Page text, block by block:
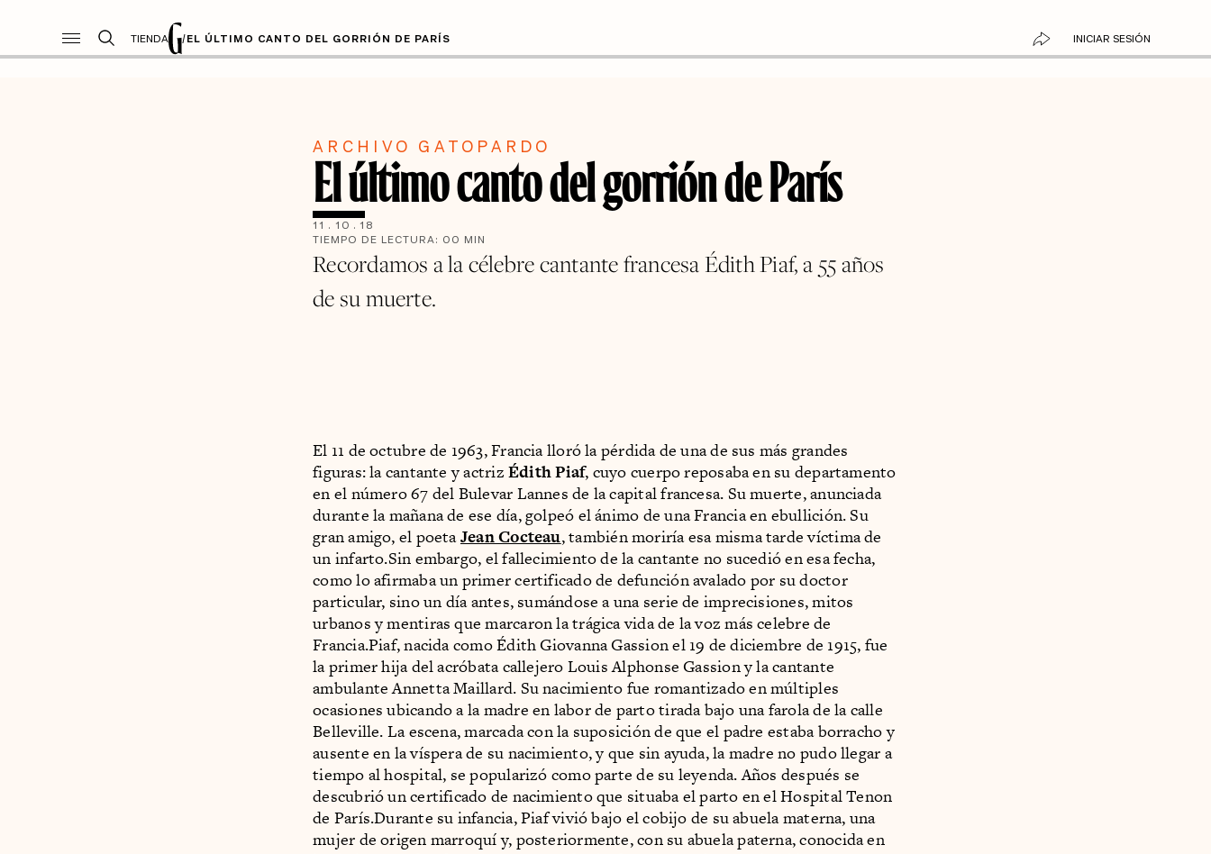
TIENDA /EL ÚLTIMO CANTO DEL GORRIÓN DE PARÍS INICIAR SESIÓN
ARCHIVO GATOPARDO
El último canto del gorrión de París
11 . 10 . 18
TIEMPO DE LECTURA: 00 MIN
Recordamos a la célebre cantante francesa Édith Piaf, a 55 años
de su muerte.
El 11 de octubre de 1963, Francia lloró la pérdida de una de sus más grandes
figuras: la cantante y actriz Édith Piaf, cuyo cuerpo reposaba en su departamento
en el número 67 del Bulevar Lannes de la capital francesa. Su muerte, anunciada
durante la mañana de ese día, golpeó el ánimo de una Francia en ebullición. Su
gran amigo, el poetaJean Cocteau, también moriría esa misma tarde víctima de
un infarto.Sin embargo, el fallecimiento de la cantante no sucedió en esa fecha,
como lo afirmaba un primer certificado de defunción avalado por su doctor
particular, sino un día antes, sumándose a una serie de imprecisiones, mitos
urbanos y mentiras que marcaron la trágica vida de la voz más celebre de
Francia.Piaf, nacida como Édith Giovanna Gassion el 19 de diciembre de 1915, fue
la primer hija del acróbata callejero Louis Alphonse Gassion y la cantante
ambulante Annetta Maillard. Su nacimiento fue romantizado en múltiples
ocasiones ubicando a la madre en labor de parto tirada bajo una farola de la calle
Belleville. La escena, marcada con la suposición de que el padre estaba borracho y
ausente en la víspera de su nacimiento, y que sin ayuda, la madre no pudo llegar a
tiempo al hospital, se popularizó como parte de su leyenda. Años después se
descubrió un certificado de nacimiento que situaba el parto en el Hospital Tenon
de París.Durante su infancia, Piaf vivió bajo el cobijo de su abuela materna, una
mujer de origen marroquí y, posteriormente, con su abuela paterna, conocida en